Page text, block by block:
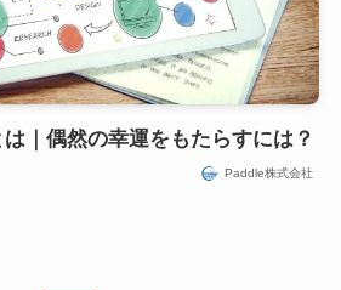
｜偶然の幸運をもたらすには？
Paddle株式会社